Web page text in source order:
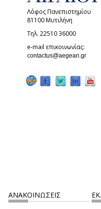
Λόφος Πανεπιστημίου
81100 Μυτιλήνη
Τηλ. 22510 36000
e-mail επικοινωνίας:
contactus@aegean.gr
ΑΝΑΚΟΙΝΩΣΕΙΣ